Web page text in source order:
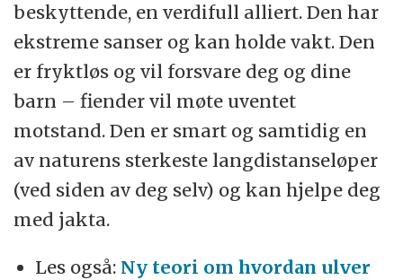
beskyttende, en verdifull alliert. Den har
ekstreme sanser og kan holde vakt. Den
er fryktløs og vil forsvare deg og dine
barn – fiender vil møte uventet
motstand. Den er smart og samtidig en
av naturens sterkeste langdistanseløper
(ved siden av deg selv) og kan hjelpe deg
med jakta.
Les også: Ny teori om hvordan ulver